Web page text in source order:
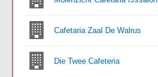
Cafetaria Zaal De Walrus
Die Twee Cafeteria